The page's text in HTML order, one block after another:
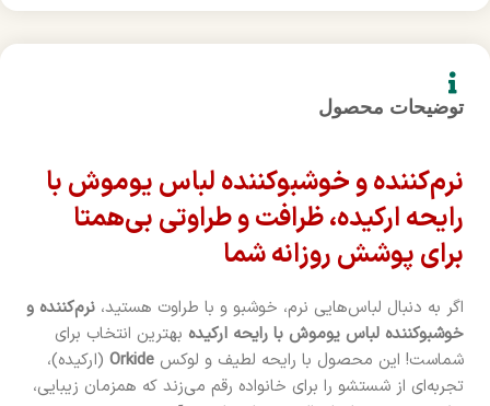
توضیحات محصول
نرم‌کننده و خوشبوکننده لباس یوموش با
رایحه ارکیده، ظرافت و طراوتی بی‌همتا
برای پوشش روزانه شما
اگر به دنبال لباس‌هایی نرم، خوشبو و با طراوت هستید، نرم‌کننده و
خوشبوکننده لباس یوموش با رایحه ارکیده بهترین انتخاب برای
شماست! این محصول با رایحه لطیف و لوکس Orkide (ارکیده)،
تجربه‌ای از شستشو را برای خانواده رقم می‌زند که همزمان زیبایی،